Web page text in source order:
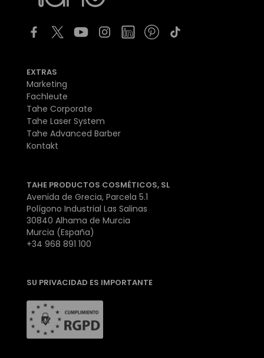
EXTRAS
Marketing
Fachleute
Tahe Corporate
Tahe Laser System
Tahe Advanced Barber
Kontakt
TAHE PRODUCTOS COSMÉTICOS, SL
Avenida de Grecia, Parcela 5.1
Polígono Industrial Las Salinas
30840 Alhama de Murcia
Murcia (España)
+34 968 891 100
SU PRIVACIDAD ES IMPORTANTE